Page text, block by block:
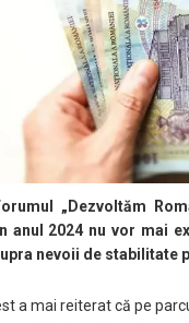
„Dezvoltăm
anul 2024 nu vor mai
nevoii de stabilitate
a mai reiterat că pe